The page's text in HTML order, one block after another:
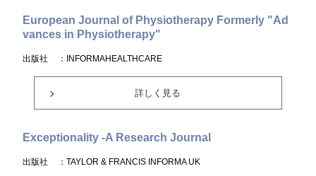
European Journal of Physiotherapy Formerly "Ad
vances in Physiotherapy"
出版社 ：INFORMAHEALTHCARE
詳しく見る
Exceptionality -A Research Journal
出版社 ：TAYLOR & FRANCIS INFORMA UK